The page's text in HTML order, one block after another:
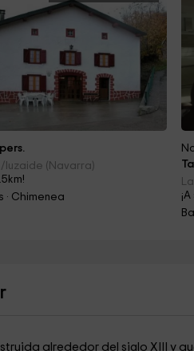
luzaide (Navarra)
· Chimenea
alrededor del siglo XIII y